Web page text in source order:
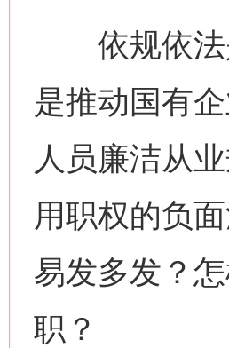
依规依法
是推动国有
人员廉洁从
用职权的负
易发多发？
职？